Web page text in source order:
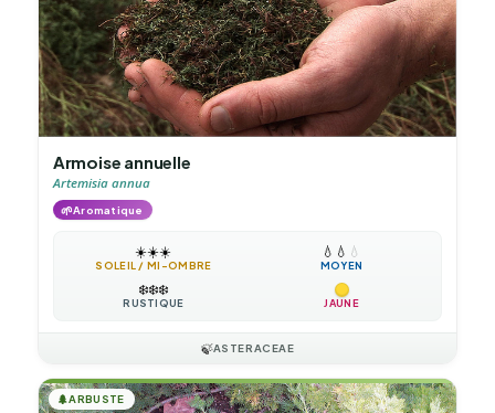
Armoise annuelle
Artemisia annua
🌱Aromatique
☀️☀️☀️
SOLEIL / MI-OMBRE
💧 💧 💧
MOYEN
❄️❄️❄️
RUSTIQUE JAUNE
🍃ASTERACEAE
🌲ARBUSTE